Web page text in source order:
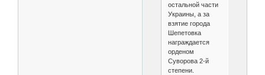
остальной части
Украины, а за
взятие города
Шепетовка
награждается
орденом
Суворова 2-й
степени.